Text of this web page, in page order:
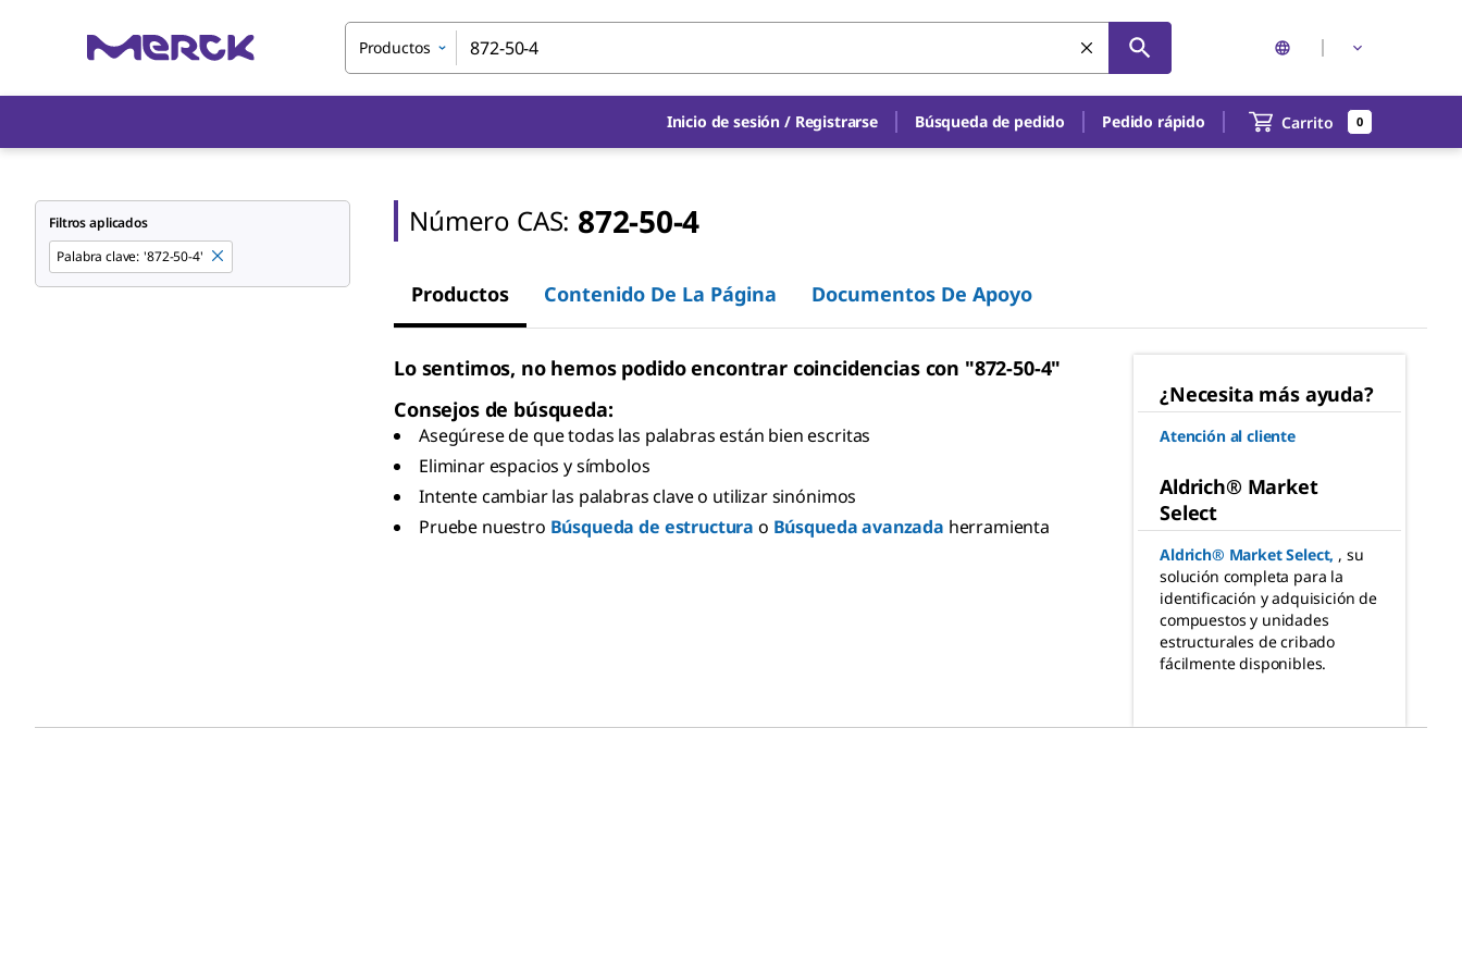
Productos
Inicio de sesión / Registrarse Búsqueda de pedido Pedido rápido Carrito 0
Filtros aplicados
Palabra clave: '872-50-4'
Número CAS: 872-50-4
Productos Contenido De La Página Documentos De Apoyo
Lo sentimos, no hemos podido encontrar coincidencias con "872-50-4"
Consejos de búsqueda:
Asegúrese de que todas las palabras están bien escritas
Eliminar espacios y símbolos
Intente cambiar las palabras clave o utilizar sinónimos
Pruebe nuestro Búsqueda de estructura o Búsqueda avanzada herramienta
¿Necesita más ayuda?
Atención al cliente
Aldrich® Market
Select
Aldrich® Market Select, , su
solución completa para la
identificación y adquisición de
compuestos y unidades
estructurales de cribado
fácilmente disponibles.